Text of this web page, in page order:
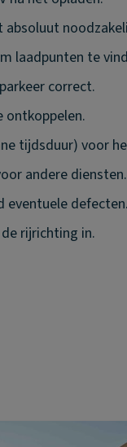
laadpunten te
correct.
ontkoppelen.
tijdsduur) voor
andere diensten.
eventuele defecten.
rijrichting in.